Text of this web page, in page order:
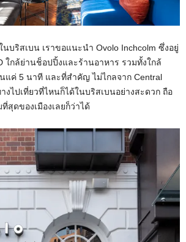
บริสเบน เราขอแนะนำ Ovolo Inchcolm ซึ่งอยู่
ใกล้ย่านช็อปปิ้งและร้านอาหาร รวมทั้งใกล้
นแค่ 5 นาที และที่สำคัญ ไม่ไกลจาก Central
งไปเที่ยวที่ไหนก็ได้ในบริสเบนอย่างสะดวก ถือ
สุดของเมืองเลยก็ว่าได้